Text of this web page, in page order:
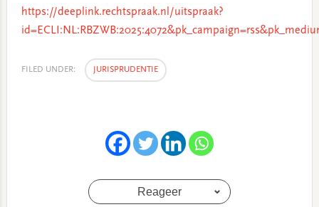
https://deeplink.rechtspraak.nl/uitspraak?
FILED UNDER: JURISPRUDENTIE
Reageer